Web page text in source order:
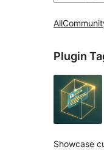
All
Plugin
Showcase